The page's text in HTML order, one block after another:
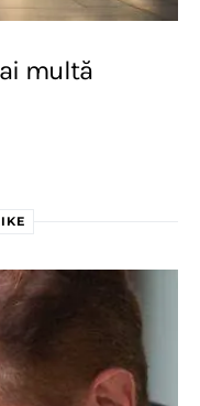
multă